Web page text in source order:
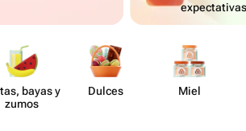
bayas y
zumos
Dulces Miel